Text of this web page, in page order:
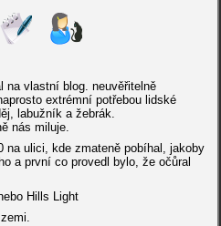
na vlastní blog. neuvěřitelně
extrémní potřebou lidské
labužník a žebrák.
nás miluje.
na ulici, kde zmateně pobíhal, jakoby
a první co provedl bylo, že očůral
Hills Light